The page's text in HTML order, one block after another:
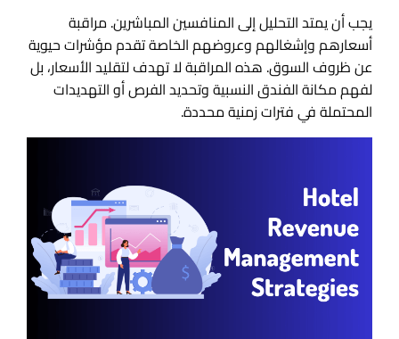
يجب أن يمتد التحليل إلى المنافسين المباشرين. مراقبة
أسعارهم وإشغالهم وعروضهم الخاصة تقدم مؤشرات حيوية
عن ظروف السوق. هذه المراقبة لا تهدف لتقليد الأسعار، بل
لفهم مكانة الفندق النسبية وتحديد الفرص أو التهديدات
المحتملة في فترات زمنية محددة.